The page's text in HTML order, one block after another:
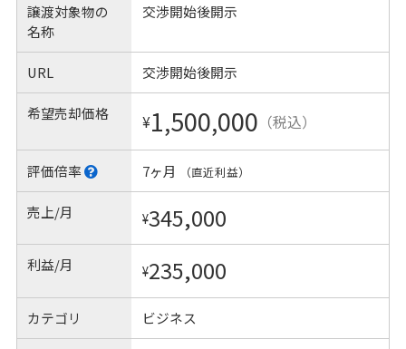
譲渡対象物の
名称
交渉開始後開示
URL 交渉開始後開示
希望売却価格 ¥1,500,000 （税込）
評価倍率 7ヶ月 （直近利益）
売上/月 ¥345,000
利益/月 ¥235,000
カテゴリ ビジネス